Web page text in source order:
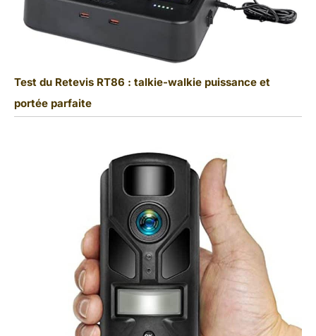
Test du Retevis RT86 : talkie-walkie puissance et
portée parfaite